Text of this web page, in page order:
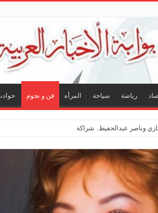
رياضة سياحة المرأه فن و نجوم
وناصر عبدالحفيظ.. شراكة فنية ترسم ملامح مستقبل